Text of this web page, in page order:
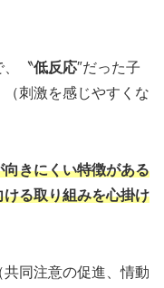
、〝低反応″だった子
刺激を感じやすくな
きにくい特徴がある
る取り組みを心掛け
同注意の促進、情動